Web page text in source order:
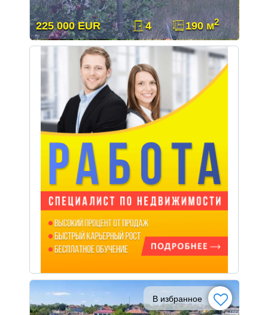
225 000 EUR 4 190 м2
В избранное